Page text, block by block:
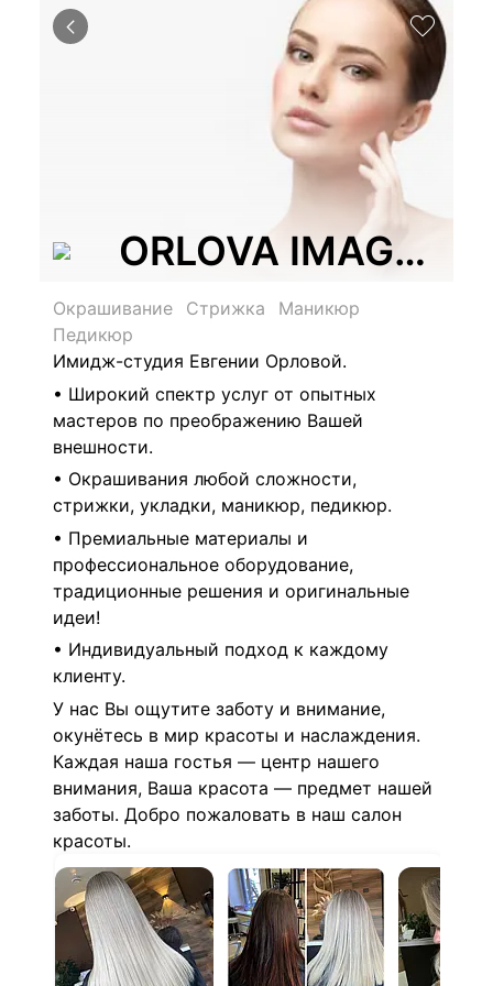
ORLOVA IMAGE
Окрашивание Стрижка
Маникюр
Педикюр
Имидж-студия Евгении Орловой.
• Широкий спектр услуг от опытных
мастеров по преображению Вашей
внешности.
• Окрашивания любой сложности,
стрижки, укладки, маникюр, педикюр.
• Премиальные материалы и
профессиональное оборудование,
традиционные решения и оригинальные
идеи!
• Индивидуальный подход к каждому
клиенту.
У нас Вы ощутите заботу и внимание,
окунётесь в мир красоты и наслаждения.
Каждая наша гостья — центр нашего
внимания, Ваша красота — предмет нашей
заботы. Добро пожаловать в наш салон
красоты.